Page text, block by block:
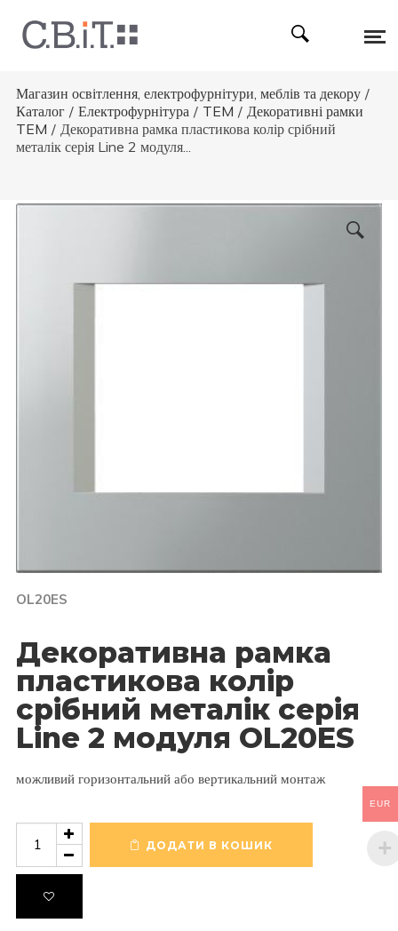
Магазин освітлення, електрофурнітури, меблів та декору /
Каталог / Електрофурнітура / TEM / Декоративні рамки
TEM / Декоративна рамка пластикова колір срібний
металік серія Line 2 модуля...
OL20ES
Декоративна рамка
пластикова колір
срібний металік серія
Line 2 модуля OL20ES
можливий горизонтальний або вертикальний монтаж
Декоративна
рамка
пластикова
срібний
металік
ДОДАТИ В КОШИК
EUR